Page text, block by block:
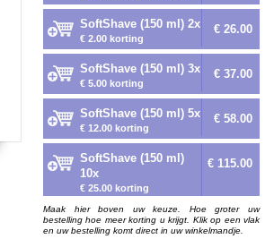
SoftShave (150 ml) 2x
€ 2.00 korting
€ 26.00
SoftShave (150 ml) 3x
€ 5.00 korting
€ 37.00
SoftShave (150 ml) 5x
€ 12.00 korting
€ 58.00
SoftShave (150 ml)
10x
€ 25.00 korting
€ 115.00
Maak hier boven uw keuze. Hoe groter uw
bestelling hoe meer korting u krijgt. Klik op een vlak
en uw bestelling komt direct in uw winkelmandje.